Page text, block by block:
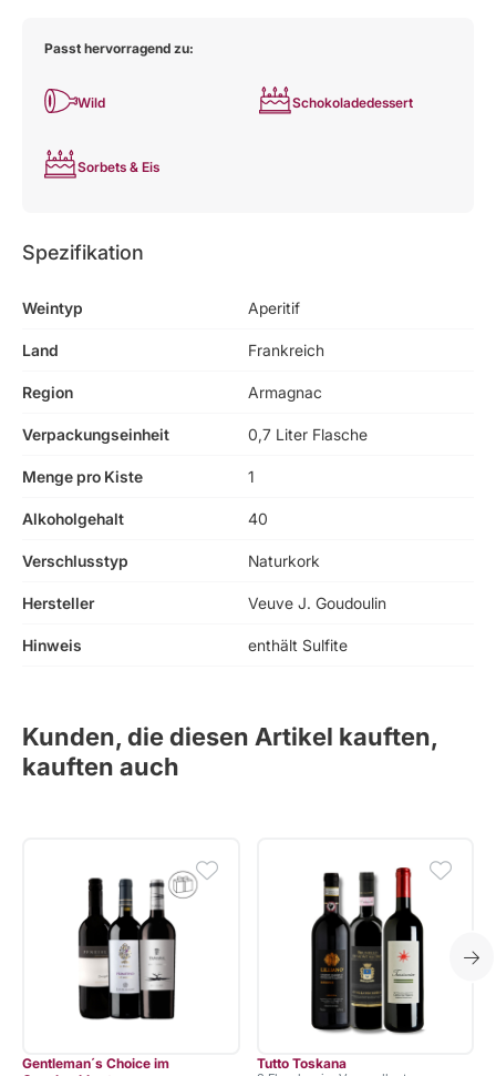
Passt hervorragend zu:
Wild Schokoladedessert
Sorbets & Eis
Spezifikation
Weintyp Aperitif
Land Frankreich
Region Armagnac
Verpackungseinheit 0,7 Liter Flasche
Menge pro Kiste 1
Alkoholgehalt 40
Verschlusstyp Naturkork
Hersteller Veuve J. Goudoulin
Hinweis enthält Sulfite
Kunden, die diesen Artikel kauften,
kauften auch
Gentleman´s Choice im
Tutto Toskana